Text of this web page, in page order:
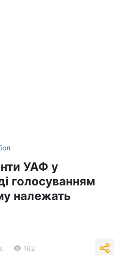
УАФ у
голосуванням
належать
182